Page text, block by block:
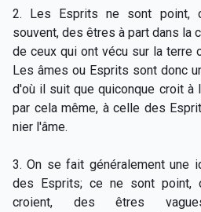
2. Les Esprits ne sont point,
souvent, des êtres à part dans la
de ceux qui ont vécu sur la terre
Les âmes ou Esprits sont donc
d'où il suit que quiconque croit à
par cela même, à celle des
nier l'âme.
3. On se fait généralement une
des Esprits; ce ne sont point,
croient, des êtres